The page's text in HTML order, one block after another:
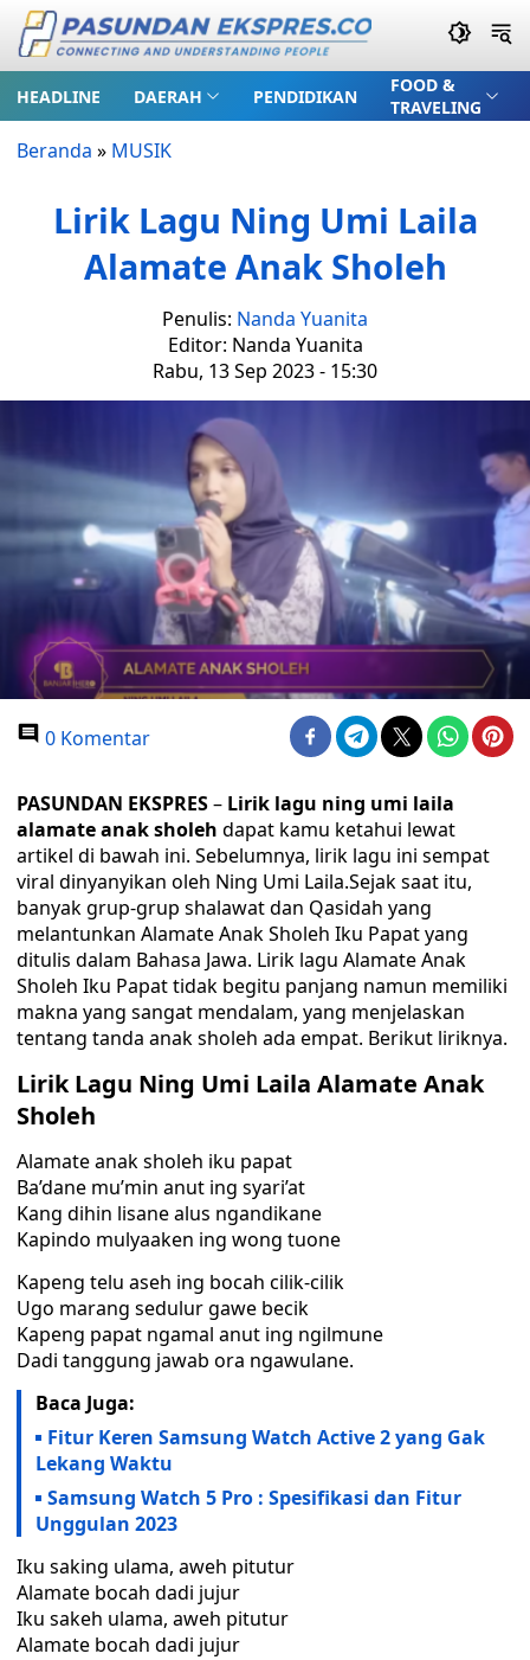
HEADLINE DAERAH PENDIDIKAN
FOOD &
TRAVELING
Beranda » MUSIK
Lirik Lagu Ning Umi Laila
Alamate Anak Sholeh
Penulis: Nanda Yuanita
Editor: Nanda Yuanita
Rabu, 13 Sep 2023 - 15:30
0 Komentar
PASUNDAN EKSPRES– Lirik lagu ning umi laila
alamate anak sholeh dapat kamu ketahui lewat
artikel di bawah ini. Sebelumnya, lirik lagu ini sempat
viral dinyanyikan oleh Ning Umi Laila.Sejak saat itu,
banyak grup-grup shalawat dan Qasidah yang
melantunkan Alamate Anak Sholeh Iku Papat yang
ditulis dalam Bahasa Jawa. Lirik lagu Alamate Anak
Sholeh Iku Papat tidak begitu panjang namun memiliki
makna yang sangat mendalam, yang menjelaskan
tentang tanda anak sholeh ada empat. Berikut liriknya.
Lirik Lagu Ning Umi Laila Alamate Anak
Sholeh
Alamate anak sholeh iku papat
Ba’dane mu’min anut ing syari’at
Kang dihin lisane alus ngandikane
Kapindo mulyaaken ing wong tuone
Kapeng telu aseh ing bocah cilik-cilik
Ugo marang sedulur gawe becik
Kapeng papat ngamal anut ing ngilmune
Dadi tanggung jawab ora ngawulane.
Baca Juga:
Fitur Keren Samsung Watch Active 2 yang Gak
Lekang Waktu
Samsung Watch 5 Pro : Spesifikasi dan Fitur
Unggulan 2023
Iku saking ulama, aweh pitutur
Alamate bocah dadi jujur
Iku sakeh ulama, aweh pitutur
Alamate bocah dadi jujur